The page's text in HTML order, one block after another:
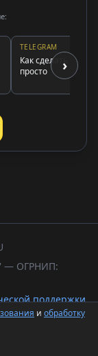
TELEGRAM
Как сделать надпись
просто
›
— ОГРНИП:
поддержки
данных
и обработку